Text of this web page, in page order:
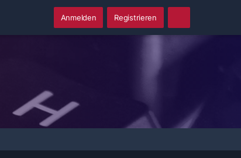
Anmelden Registrieren